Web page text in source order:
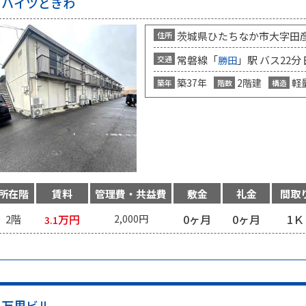
住所 茨城県ひたちなか市大字田
交通 常磐線「勝田 」駅 バス22
築年 築37年 階数 2階建 構造 軽
在階 賃料 管理費・共益費 敷金 礼金
間取
2階
3.1万円 2,000円 0ヶ月 0ヶ月 1Ｋ